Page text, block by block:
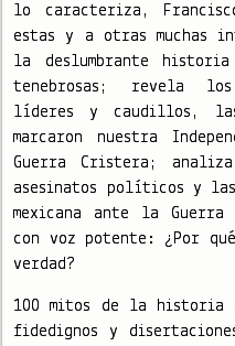
lo caracteriza,
estas y a otras muchas
la deslumbrante
tenebrosas; revela
líderes y caudillos, las
marcaron nuestra
Guerra Cristera;
asesinatos políticos y
mexicana ante la
con voz potente: ¿Por
verdad?
100 mitos de la historia
fidedignos y